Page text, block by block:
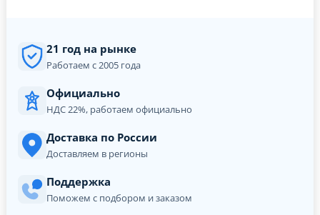
21 год на рынке
Работаем с 2005 года
Официально
НДС 22%, работаем официально
Доставка по России
Доставляем в регионы
Поддержка
Поможем с подбором и заказом